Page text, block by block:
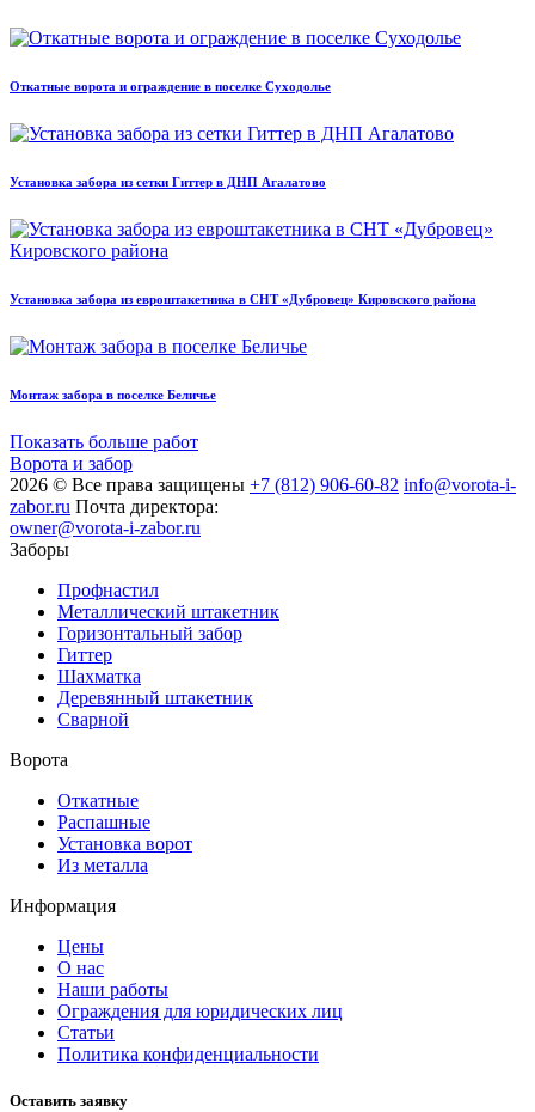
Откатные ворота и ограждение в поселке Суходолье
Установка забора из сетки Гиттер в ДНП Агалатово
Установка забора из евроштакетника в СНТ «Дубровец» Кировского района
Монтаж забора в поселке Беличье
Показать больше работ
Ворота и забор
2026 © Все права защищены +7 (812) 906-60-82 info@vorota-i-
zabor.ru Почта директора:
owner@vorota-i-zabor.ru
Заборы
Профнастил
Металлический штакетник
Горизонтальный забор
Гиттер
Шахматка
Деревянный штакетник
Сварной
Ворота
Откатные
Распашные
Установка ворот
Из металла
Информация
Цены
О нас
Наши работы
Ограждения для юридических лиц
Статьи
Политика конфиденциальности
Оставить заявку